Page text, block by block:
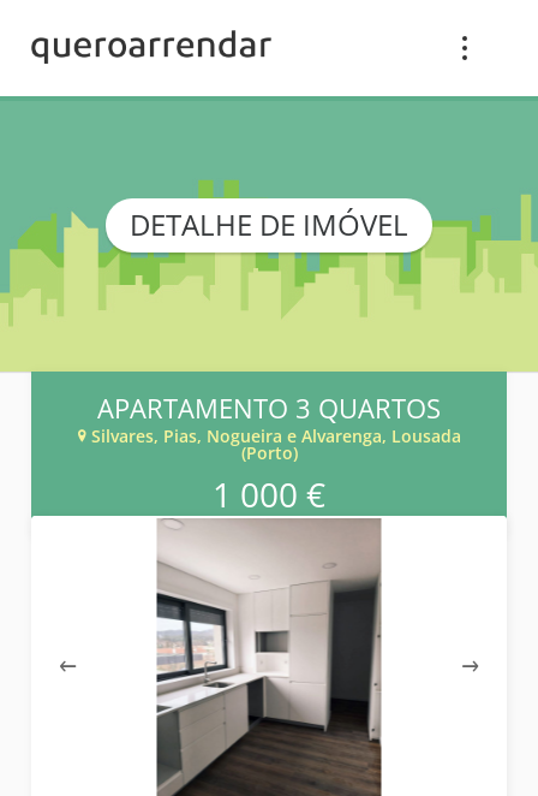
DETALHE DE IMÓVEL
APARTAMENTO 3 QUARTOS
Silvares, Pias, Nogueira e Alvarenga, Lousada
(Porto)
1 000 €